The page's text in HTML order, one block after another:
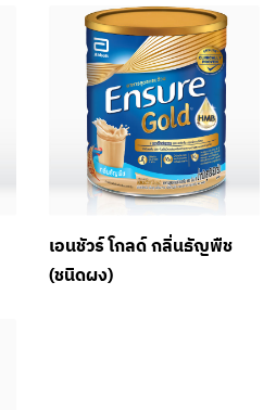
เอนชัวร์ โกลด์ กลิ่นธัญพืช
(ชนิดผง)